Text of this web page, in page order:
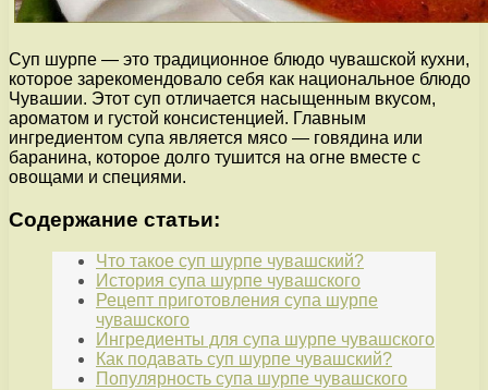
Суп шурпе — это традиционное блюдо чувашской кухни,
которое зарекомендовало себя как национальное блюдо
Чувашии. Этот суп отличается насыщенным вкусом,
ароматом и густой консистенцией. Главным
ингредиентом супа является мясо — говядина или
баранина, которое долго тушится на огне вместе с
овощами и специями.
Содержание статьи:
Что такое суп шурпе чувашский?
История супа шурпе чувашского
Рецепт приготовления супа шурпе
чувашского
Ингредиенты для супа шурпе чувашского
Как подавать суп шурпе чувашский?
Популярность супа шурпе чувашского